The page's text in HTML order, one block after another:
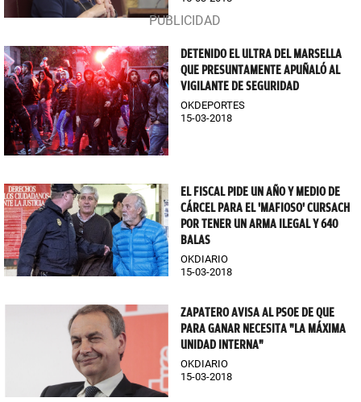
DETENIDO EL ULTRA DEL MARSELLA
QUE PRESUNTAMENTE APUÑALÓ AL
VIGILANTE DE SEGURIDAD
OKDEPORTES
15-03-2018
EL FISCAL PIDE UN AÑO Y MEDIO DE
CÁRCEL PARA EL 'MAFIOSO' CURSACH
POR TENER UN ARMA ILEGAL Y 640
BALAS
OKDIARIO
15-03-2018
ZAPATERO AVISA AL PSOE DE QUE
PARA GANAR NECESITA "LA MÁXIMA
UNIDAD INTERNA"
OKDIARIO
15-03-2018